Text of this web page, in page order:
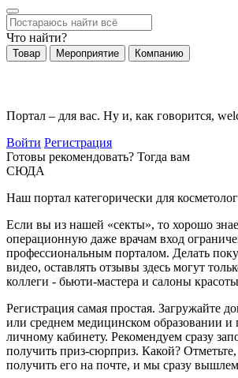
Что найти?
Товар Мероприятие Компанию
Портал – для вас. Ну и, как говорится,
Войти Регистрация
Готовы рекомендовать? Тогда вам
СЮДА
Наш портал категорически для
Если вы из нашей «секты», то хорошо
операционную даже врачам вход
профессиональным порталом. Делать
видео, оставлять отзывы здесь могут
коллеги - бьюти-мастера и салоны
Регистрация самая простая. Загружайте
или среднем медицинском образовании и
личному кабинету. Рекомендуем сразу
получить приз-сюрприз. Какой?
получить его на почте, и мы сразу